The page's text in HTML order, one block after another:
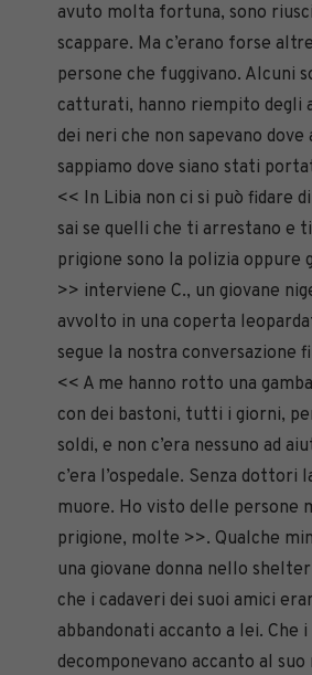
avuto molta fortuna, sono
scappare. Ma c’erano forse
persone che fuggivano. Alcuni
catturati, hanno riempito degli
dei neri che non sapevano dove
sappiamo dove siano stati
<< In Libia non ci si può fidare
sai se quelli che ti arrestano e
prigione sono la polizia oppure
>> interviene C., un giovane
avvolto in una coperta
segue la nostra conversazione
<< A me hanno rotto una
con dei bastoni, tutti i giorni,
soldi, e non c’era nessuno ad
c’era l’ospedale. Senza dottori
muore. Ho visto delle persone
prigione, molte >>. Qualche
una giovane donna nello
che i cadaveri dei suoi amici
abbandonati accanto a lei. Che
decomponevano accanto al suo